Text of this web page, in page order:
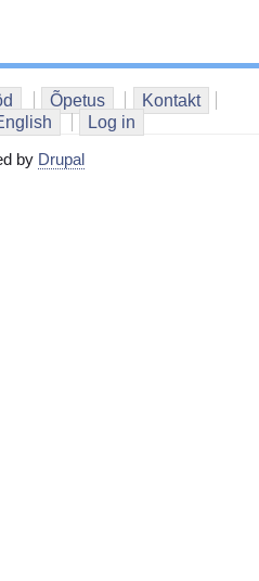
Õpetus
Kontakt
Log in
by Drupal